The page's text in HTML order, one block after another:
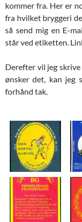
kommer fra. Her er
fra hvilket bryggeri
så send mig en E-
står ved etiketten.
Derefter vil jeg
ønsker det, kan jeg
forhånd tak.